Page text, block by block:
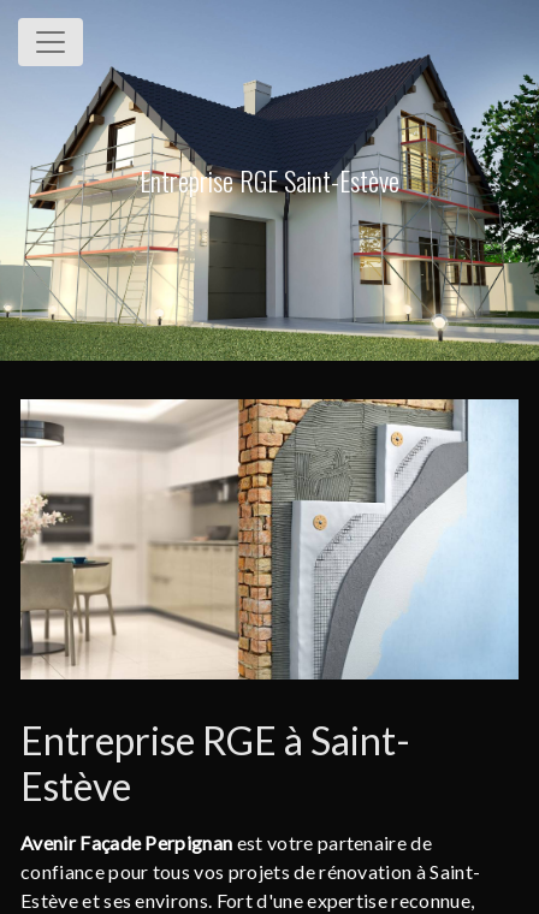
Panneau de gestion des cookies
Entreprise RGE Saint-Estève
Entreprise RGE à Saint-
Estève
Avenir Façade Perpignan est votre partenaire de
confiance pour tous vos projets de rénovation à Saint-
Estève et ses environs. Fort d'une expertise reconnue,